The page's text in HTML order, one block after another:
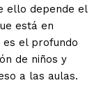
ello depende el
está en
es el profundo
de niños y
a las aulas.